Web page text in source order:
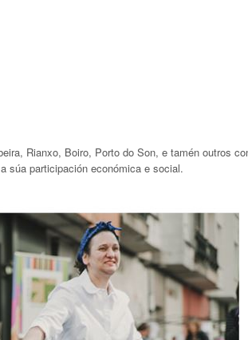
Rianxo, Boiro, Porto do Son, e tamén outros
súa participación económica e social.